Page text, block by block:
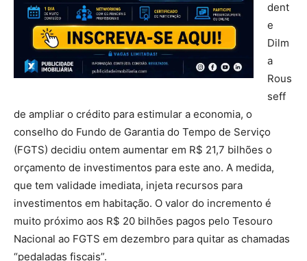
dent
e
Dilm
a
Rous
seff
de ampliar o crédito para estimular a economia, o
conselho do Fundo de Garantia do Tempo de Serviço
(FGTS) decidiu ontem aumentar em R$ 21,7 bilhões o
orçamento de investimentos para este ano. A medida,
que tem validade imediata, injeta recursos para
investimentos em habitação. O valor do incremento é
muito próximo aos R$ 20 bilhões pagos pelo Tesouro
Nacional ao FGTS em dezembro para quitar as chamadas
“pedaladas fiscais”.